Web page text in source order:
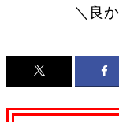
＼良